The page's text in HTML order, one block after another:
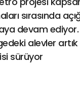
sırasında
devam
alevler
sürüyor
21 Gölcük